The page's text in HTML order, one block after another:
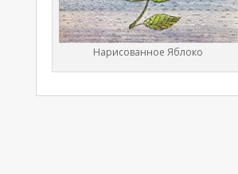
Нарисованное Яблоко